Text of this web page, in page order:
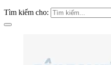
Tìm kiếm cho: